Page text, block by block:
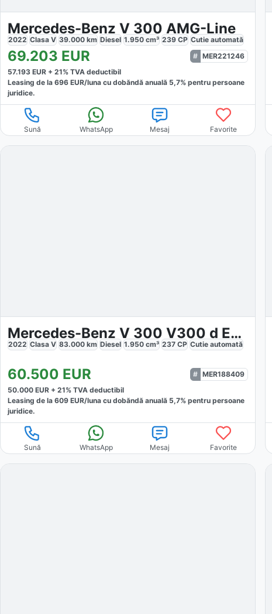
Mercedes-Benz V 300 AMG-Line
2022 Clasa V 39.000 km Diesel 1.950 cm³ 239 CP Cutie automată
69.203 EUR
MER221246
57.193 EUR + 21% TVA deductibil
Leasing de la 696 EUR/luna cu dobăndă anuală 5,7% pentru persoane
juridice.
Sună WhatsApp Mesaj Favorite
Mercedes-Benz V 300 V300 d Edition 4MATIC AMG Line
2022 Clasa V 83.000 km Diesel 1.950 cm³ 237 CP Cutie automată
60.500 EUR
MER188409
50.000 EUR + 21% TVA deductibil
Leasing de la 609 EUR/luna cu dobăndă anuală 5,7% pentru persoane
juridice.
Sună WhatsApp Mesaj Favorite